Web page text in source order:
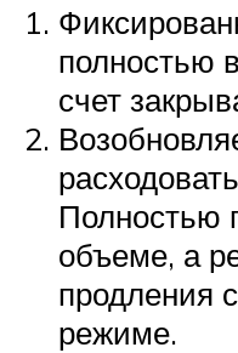
полностью
счет
Полностью
объеме, а
продления
режиме.